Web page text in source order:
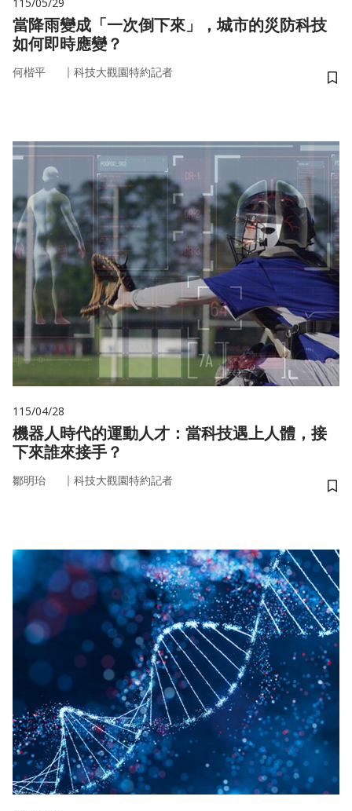
當降雨變成「一次倒下來」，城市的災防科技
如何即時應變？
何楷平 ｜ 科技大觀園特約記者
儲
115/04/28
機器人時代的運動人才：當科技遇上人體，接
下來誰來接手？
鄒明珆 ｜ 科技大觀園特約記者
儲